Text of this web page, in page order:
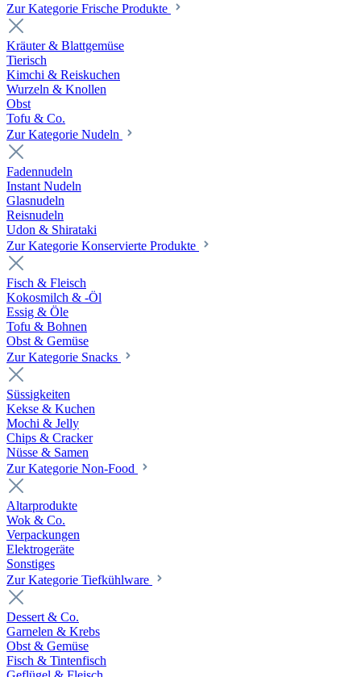
Zur Kategorie Frische Produkte
Kräuter & Blattgemüse
Tierisch
Kimchi & Reiskuchen
Wurzeln & Knollen
Obst
Tofu & Co.
Zur Kategorie Nudeln
Fadennudeln
Instant Nudeln
Glasnudeln
Reisnudeln
Udon & Shirataki
Zur Kategorie Konservierte Produkte
Fisch & Fleisch
Kokosmilch & -Öl
Essig & Öle
Tofu & Bohnen
Obst & Gemüse
Zur Kategorie Snacks
Süssigkeiten
Kekse & Kuchen
Mochi & Jelly
Chips & Cracker
Nüsse & Samen
Zur Kategorie Non-Food
Altarprodukte
Wok & Co.
Verpackungen
Elektrogeräte
Sonstiges
Zur Kategorie Tiefkühlware
Dessert & Co.
Garnelen & Krebs
Obst & Gemüse
Fisch & Tintenfisch